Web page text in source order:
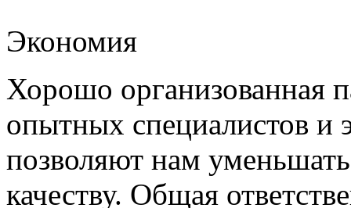
Экономия
Хорошо организованная
опытных специалистов и
позволяют нам
качеству. Общая